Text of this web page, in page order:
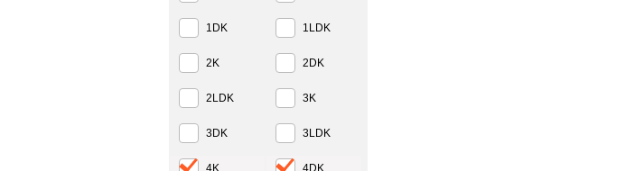
1DK 1LDK
2K 2DK
2LDK 3K
3DK 3LDK
4K 4DK